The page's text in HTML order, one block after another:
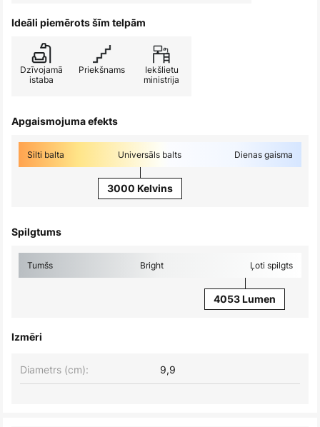
Ideāli piemērots šīm telpām
Dzīvojamā
istaba
Priekšnams
Iekšlietu
ministrija
Apgaismojuma efekts
Silti balta Universāls balts Dienas gaisma
3000 Kelvins
Spilgtums
Tumšs Bright Ļoti spilgts
4053 Lumen
Izmēri
Diametrs (cm): 9,9